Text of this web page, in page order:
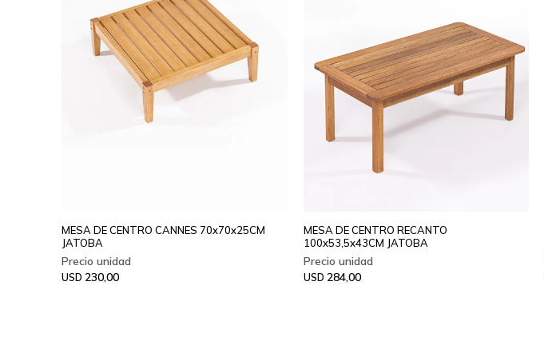
MESA DE CENTRO CANNES 70x70x25CM
JATOBA
USD 230,00
MESA DE CENTRO RECANTO
100x53,5x43CM JATOBA
USD 284,00